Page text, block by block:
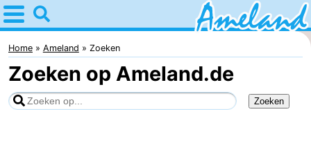
Home
Ameland
Tips
Voor
Home Ameland Zoeken
Zoeken op Ameland.de